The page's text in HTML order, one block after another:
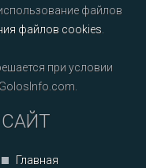
файлов
файлов cookies
при условии
САЙТ
Главная